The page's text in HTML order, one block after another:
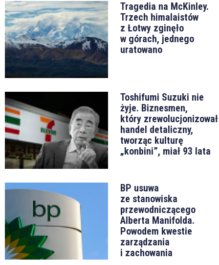
Tragedia na McKinley.
Trzech himalaistów
z Łotwy zginęło
w górach, jednego
uratowano
Toshifumi Suzuki nie
żyje. Biznesmen,
który zrewolucjonizował
handel detaliczny,
tworząc kulturę
„konbini”, miał 93 lata
BP usuwa
ze stanowiska
przewodniczącego
Alberta Manifolda.
Powodem kwestie
zarządzania
i zachowania